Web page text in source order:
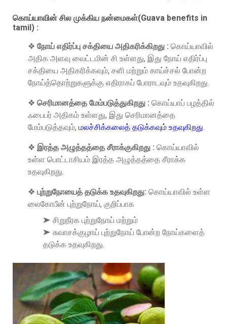
கொய்யாவின் சில முக்கிய நன்மைகள்(Guava benefits in
tamil) :
❖ நோய் எதிர்ப்பு சக்தியை அதிகரிக்கிறது : கொய்யாவில்
அதிக அளவு வைட்டமின் சி உள்ளது, இது நோய் எதிர்ப்பு
சக்தியை அதிகரிக்கவும், சளி மற்றும் காய்ச்சல் போன்ற
நோய்த்தொற்றுகளுக்கு எதிராகப் போராடவும் உதவுகிறது.
❖ செரிமானத்தை மேம்படுத்துகிறது : கொய்யாப் பழத்தில்
ஃபைபர் அதிகம் உள்ளது, இது செரிமானத்தை
மேம்படுத்தவும், மலச்சிக்கலைத் தடுக்கவும் உதவுகிறது
❖ இரத்த அழுத்தத்தை சீராக்குகிறது : கொய்யாவில்
உள்ள பொட்டாசியம் இரத்த அழுத்தத்தை சீராக்க
உதவுகிறது.
❖ புற்றுநோயைத் தடுக்க உதவுகிறது: கொய்யாவில் உள்ள
லைகோபீன் புற்றுநோய், குறிப்பாக
➤ சிறுநீரக புற்றுநோய் மற்றும்
➤ சுவாசக்குழாய் புற்றுநோய் போன்ற நோய்களைத்
தடுக்க உதவுகிறது.